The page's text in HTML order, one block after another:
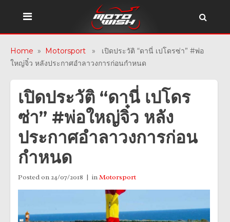
Home » Motorsport » เปิดประวัติ “ดานี่ เปโดรซ่า” #พ่อ
ใหญ่จิ๋ว หลังประกาศอำลาวงการก่อนกำหนด
เปิดประวัติ “ดานี่ เปโดร
ซ่า” #พ่อใหญ่จิ๋ว หลัง
ประกาศอำลาวงการก่อน
กำหนด
Posted on 24/07/2018 inMotorsport